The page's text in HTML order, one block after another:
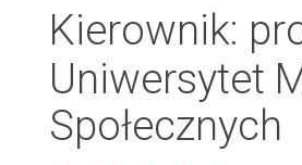
Kierownik:
Uniwersytet
Społecznych